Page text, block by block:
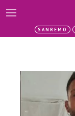
SANREMO